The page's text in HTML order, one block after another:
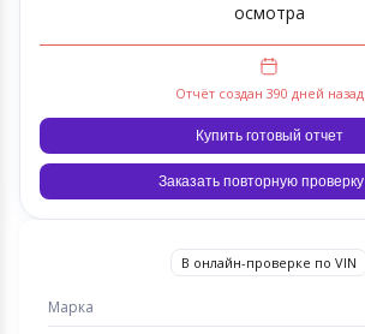
осмотра
Отчёт создан 390 дней назад
Купить готовый отчет
Заказать повторную проверку
В онлайн-проверке по VIN
Марка